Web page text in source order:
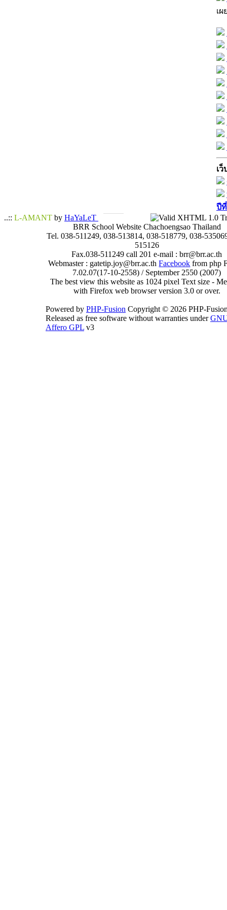
เ
เว็
ปี
..:: L-AMANT by HaYaLeT
BRR School Website Chachoengsao Thailand
Tel. 038-511249, 038-513814, 038-518779, 038-
515126
Fax.038-511249 call 201 e-mail : brr@brr.ac.th
Webmaster : gatetip.joy@brr.ac.thFacebook from php
7.02.07(17-10-2558) / September 2550 (2007)
The best view this website as 1024 pixel Text size -
with Firefox web browser version 3.0 or over.
Powered by PHP-Fusion Copyright © 2026 PHP-
Released as free software without warranties under
Affero GPL v3